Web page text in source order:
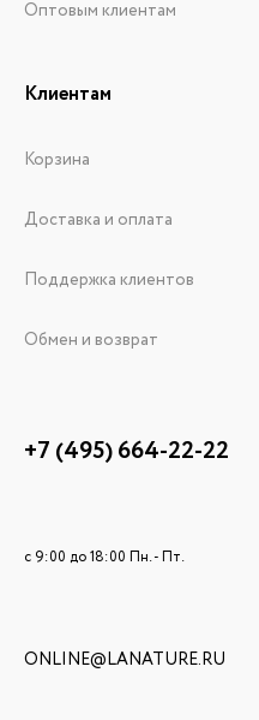
Оптовым клиентам
Клиентам
Корзина
Доставка и оплата
Поддержка клиентов
Обмен и возврат
+7 (495) 664-22-22
c 9:00 до 18:00 Пн. - Пт.
ONLINE@LANATURE.RU